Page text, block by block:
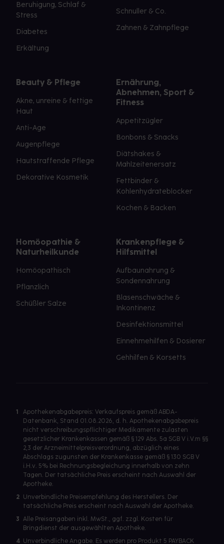
Beruhigung, Schlaf &
Stress
Diabetes
Erkältung
Schnuller & Co.
Zahnen & Zahnpflege
Beauty & Pflege
Akne, unreine & fettige
Haut
Anti-Age
Augenpflege
Hautstraffende Pflege
Dekorative Kosmetik
Ernährung,
Abnehmen, Sport &
Fitness
Appetitzügler
Bonbons & Snacks
Diätshakes &
Mahlzeitenersatz
Fettbinder &
Kohlenhydrateblocker
Kochen & Backen
Homöopathie &
Naturheilkunde
Homöopathisch
Pflanzlich
Schüßler Salze
Krankenpflege &
Hilfsmittel
Aufbaunahrung &
Sondennahrung
Blasenschwäche &
Inkontinenz
Desinfektionsmittel
Einnehmehilfen & Dosierer
Gehhilfen & Korsetts
1
Apothekenabgabepreis: Verkaufspreis gemäß ABDA-
Datenbank, Stand 01.08.2026, d. h. Apothekenabgabepreis
nicht verschreibungspflichtiger Medikamente zulasten
gesetzlicher Krankenkassen gemäß § 129 Abs. 5a SGB V i.V.m §§
2,3 der Arzneimittelpreisverordnung, abzüglich eines
Abschlags zugunsten der Krankenkasse gemäß § 130 SGB V
i.H.v. 5% bei Rechnungsbegleichung innerhalb von zehn
Tagen. Der tatsächliche Preis erscheint nach Auswahl der
Apotheke.
2 Unverbindliche Preisempfehlung des Herstellers. Der
tatsächliche Preis erscheint nach Auswahl der Apotheke.
3 Alle Preisangaben inkl. MwSt., ggf. zzgl. Kosten für
Bringdienst der ausgewählten Apotheke.
4 Unverbindliche Angabe. Es werden pro Produkt 5 PAYBACK